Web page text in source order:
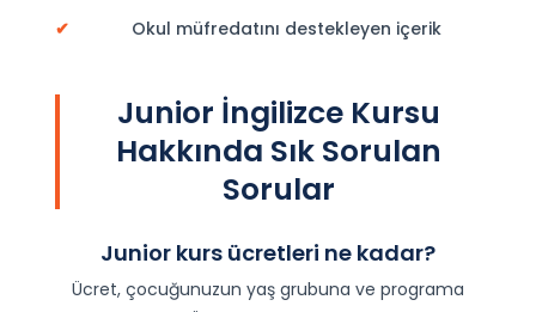
✔
Okul müfredatını destekleyen içerik
Junior İngilizce Kursu
Hakkında Sık Sorulan
Sorular
Junior kurs ücretleri ne kadar?
Ücret, çocuğunuzun yaş grubuna ve programa